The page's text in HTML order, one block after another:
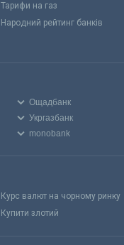
Тарифи на газ
Народний рейтинг банків
Ощадбанк
Укргазбанк
monobank
Курс валют на чорному ринку
Купити злотий